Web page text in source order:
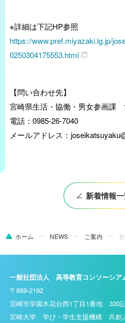
※詳細は下記HP参照
https://www.pref.miyazaki.lg.jp/
0250304175553.html
【問い合わせ先】
宮崎県生活・協働・男女参画課
電話：0985-26-7040
メールアドレス：
新着情報
ホーム NEWS ご案内
一般社団法人 高等教育コンソーシア
〒889-2192
宮崎市学園木花台西1丁目1番地 330
宮崎大学 学び・学生支援機構 共創